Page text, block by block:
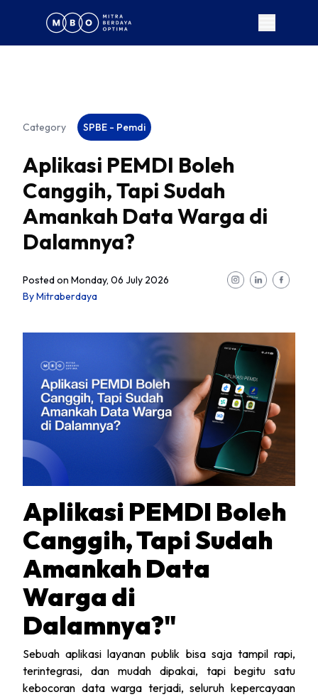
Category SPBE - Pemdi
Aplikasi PEMDI Boleh
Canggih, Tapi Sudah
Amankah Data Warga di
Dalamnya?
Posted on Monday, 06 July 2026
ByMitraberdaya
Aplikasi PEMDI Boleh
Canggih, Tapi Sudah
Amankah Data
Warga di
Dalamnya?"
Sebuah aplikasi layanan publik bisa saja tampil rapi,
terintegrasi, dan mudah dipakai, tapi begitu satu
kebocoran data warga terjadi, seluruh kepercayaan